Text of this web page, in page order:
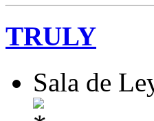
TRULY
Sala de